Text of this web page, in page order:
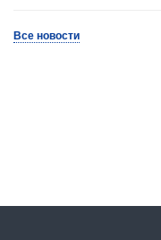
Все новости